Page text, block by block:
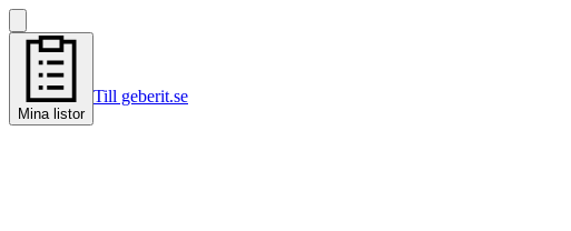
Mina listor
Till geberit.se